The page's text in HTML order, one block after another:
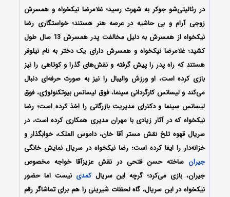
در رئالیتی‌شو جوکر به شهرت رسید؛ غلامرضا نیکخواه و همسرش
زوجی آرام و بی حاشیه در عرصه هنر هستند؛ خواستگاری رضا
نیکخواه از همسرش به دلیل مخالفت پدر همسرش 13 سال طول
کشید؛ غلامرضا نیکخواه و همسرش دارای یک دختر به نام نیلوفر
هستند که راه پدر را پیش گرفته و نقش‌های گذرا و کوتاهی را نیز
بازی کرده است، او ورزش والیبال را نیز به‌ صورت حرفه‌ای دنبال
می‌کند و لیسانس کارگردانی سینما، فوق لیسانس بیوتکنولوژی، فوق
لیسانس سینما و دکترای مدیریت بازرگانی را اخذ کرده است؛ رضا
نیکخواه که در آثار زیادی با مهران مدیری همکاری کرده است، در
سریال قهوه تلخ نقش مستر آقا خان، داموس الملک، خوابگذار و
خزانه‌دار را ایفا کرده است؛ رضا نیکخواه در سریال نمایش خانگی
جیران ساخته حسن فتحی در نقش عزیزآقا خواجه مخصوص
جیران، بازی می‌کرد؛ گرچه این سریالکمدی نیست اما حضور
نیکخواه در این سریال، گاه لحظات شیرینی را هم برای تماشاگر رقم